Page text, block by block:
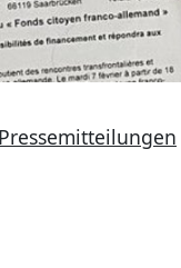
Pressemitteilungen